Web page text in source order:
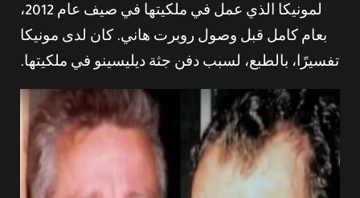
لمونيكا الذي عمل في ملكيتها في صيف عام 2012،
بعام كامل قبل وصول روبرت هاني. كان لدى مونيكا
تفسيرًا، بالطبع، لسبب دفن جثة ديليسينو في ملكيتها.